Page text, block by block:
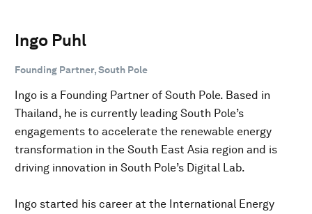
Ingo Puhl
Founding Partner, South Pole
Ingo is a Founding Partner of South Pole. Based in
Thailand, he is currently leading South Pole’s
engagements to accelerate the renewable energy
transformation in the South East Asia region and is
driving innovation in South Pole’s Digital Lab.
Ingo started his career at the International Energy